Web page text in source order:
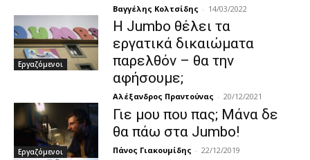
Βαγγέλης Κολτσίδης - 14/03/2022
Εργαζόμενοι
Η Jumbo θέλει τα
εργατικά δικαιώματα
παρελθόν – θα την
αφήσουμε;
Αλέξανδρος Πραντούνας - 20/12/2021
Εργαζόμενοι
Γιε μου που πας; Μάνα δε
θα πάω στα Jumbo!
Πάνος Γιακουμίδης - 22/12/2019